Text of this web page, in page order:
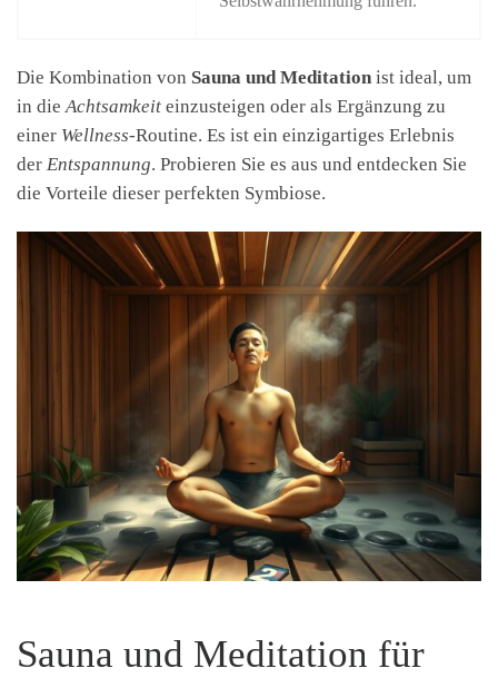
Die Kombination von Sauna und Meditation ist ideal, um
in dieAchtsamkeit einzusteigen oder als Ergänzung zu
einer Wellness-Routine. Es ist ein einzigartiges Erlebnis
der Entspannung. Probieren Sie es aus und entdecken Sie
die Vorteile dieser perfekten Symbiose.
Sauna und Meditation für